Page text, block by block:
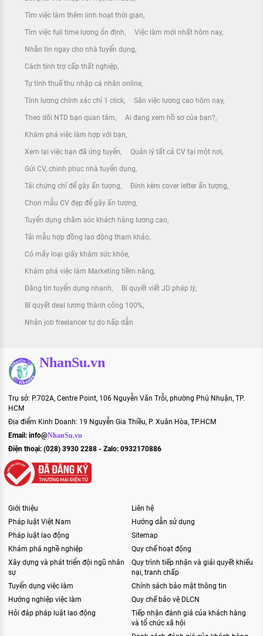
Tìm việc làm thêm linh hoạt thời gian
Tìm việc full time lương ổn định Việc làm mới nhất hôm nay
Nhắn tin ngay cho nhà tuyển dụng
Cách tính trợ cấp thất nghiệp
Tự tính thuế thu nhập cá nhân online
Tính lương chính xác chỉ 1 click Săn việc lương cao hôm nay
Theo dõi NTD bạn quan tâm Ai đang xem hồ sơ của bạn?
Khám phá việc làm hợp với bạn
Xem lại việc bạn đã ứng tuyển Quản lý tất cả CV tại một nơi
Gửi CV, chinh phục nhà tuyển dụng
Tải chứng chỉ để gây ấn tượng Đính kèm cover letter ấn tượng
Chọn mẫu CV đẹp để gây ấn tượng
Tuyển dụng chăm sóc khách hàng lương cao
Tải mẫu hợp đồng lao động tham khảo
Có mấy loại giấy khám sức khỏe
Khám phá việc làm Marketing tiềm năng
Đăng tin tuyển dụng nhanh Bí quyết viết JD pháp lý
Bí quyết deal lương thành công 100%
Nhận job freelancer tự do hấp dẫn
NhanSu.vn
Trụ sở: P.702A, Centre Point, 106 Nguyễn Văn Trỗi, phường Phú Nhuận, TP.
HCM
Địa điểm Kinh Doanh: 19 Nguyễn Gia Thiều, P. Xuân Hòa, TP.HCM
Email: info@NhanSu.vn
Điện thoại: (028) 3930 2288 - Zalo: 0932170886
Giới thiệu
Pháp luật Việt Nam
Pháp luật lao động
Khám phá nghề nghiệp
Xây dựng và phát triển đội ngũ nhân
sự
Tuyển dụng việc làm
Hướng nghiệp việc làm
Hỏi đáp pháp luật lao động
Liên hệ
Hướng dẫn sử dụng
Sitemap
Quy chế hoạt động
Quy trình tiếp nhận và giải quyết khiếu
nại, tranh chấp
Chính sách bảo mật thông tin
Quy chế bảo vệ DLCN
Tiếp nhận đánh giá của khách hàng
và tổ chức xã hội